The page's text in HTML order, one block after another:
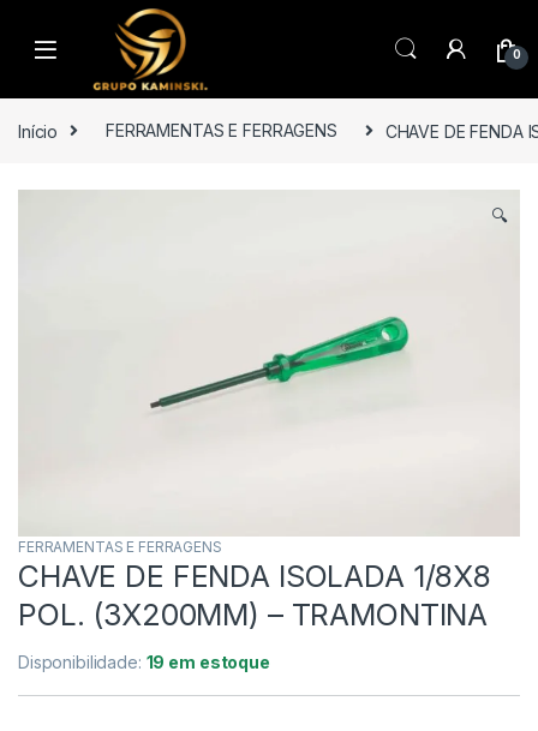
Saltar para navegação
Pular para o conteúdo
0
Início FERRAMENTAS E FERRAGENS CHAVE DE FENDA
🔍
FERRAMENTAS E FERRAGENS
CHAVE DE FENDA ISOLADA 1/8X8
POL. (3X200MM) – TRAMONTINA
Disponibilidade: 19 em estoque